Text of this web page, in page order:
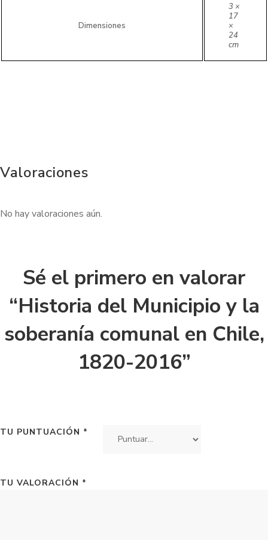
Dimensiones
3 ×
17
×
24
cm
Valoraciones
No hay valoraciones aún.
Sé el primero en valorar
“Historia del Municipio y la
soberanía comunal en Chile,
1820-2016”
TU PUNTUACIÓN *
TU VALORACIÓN *